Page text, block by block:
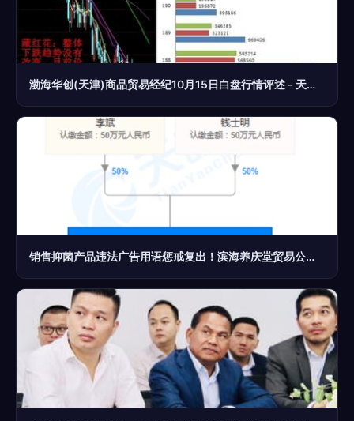
渤海华创(天津)商品贸易经纪10月15日白盘行情评述 - 天津汇港农产品交易市场 贸易经纪
销售抑菌产品违法广告用语惩戒复出！滨海养庆堂贸易公司因‘消火止痛’宣传被罚款